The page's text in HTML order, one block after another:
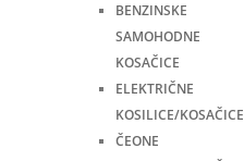
BENZINSKE
SAMOHODNE
KOSAČICE
ELEKTRIČNE
KOSILICE/KOSAČICE
ČEONE